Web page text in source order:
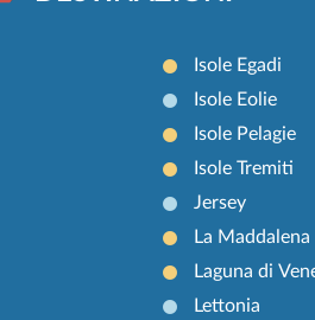
Isole Egadi
Isole Eolie
Isole Pelagie
Isole Tremiti
Jersey
La Maddalena
Laguna di
Lettonia